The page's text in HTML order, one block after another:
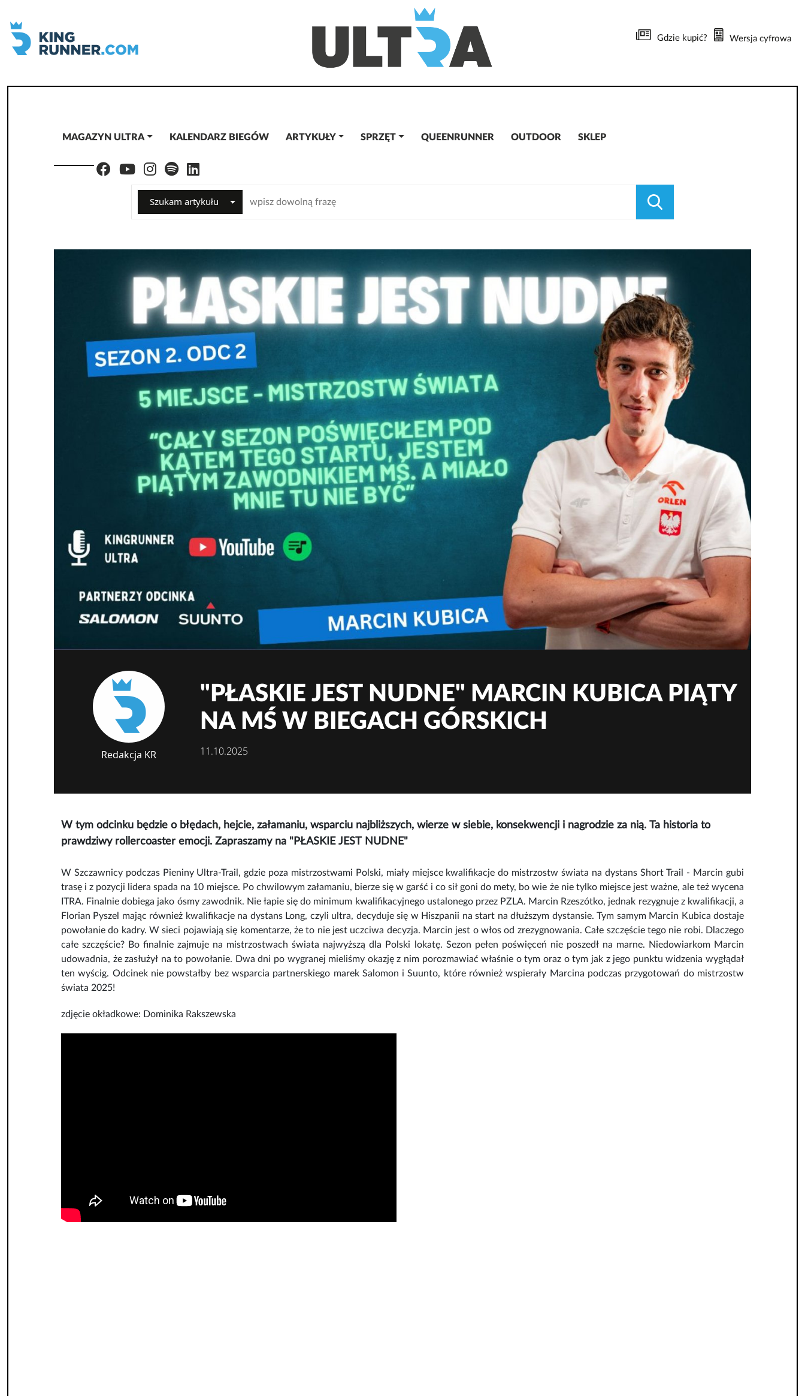
Gdzie kupić? Wersja cyfrowa
MAGAZYN ULTRA KALENDARZ BIEGÓW ARTYKUŁY SPRZĘT QUEENRUNNER OUTDOOR SKLEP
Szukam artykułu
Redakcja KR
"PŁASKIE JEST NUDNE" MARCIN KUBICA PIĄTY
NA MŚ W BIEGACH GÓRSKICH
11.10.2025
W tym odcinku będzie o błędach, hejcie, załamaniu, wsparciu najbliższych, wierze w siebie, konsekwencji i nagrodzie za nią. Ta historia to
prawdziwy rollercoaster emocji. Zapraszamy na "PŁASKIE JEST NUDNE"
W Szczawnicy podczas Pieniny Ultra-Trail, gdzie poza mistrzostwami Polski, miały miejsce kwalifikacje do mistrzostw świata na dystans Short Trail - Marcin gubi
trasę i z pozycji lidera spada na 10 miejsce. Po chwilowym załamaniu, bierze się w garść i co sił goni do mety, bo wie że nie tylko miejsce jest ważne, ale też wycena
ITRA. Finalnie dobiega jako ósmy zawodnik. Nie łapie się do minimum kwalifikacyjnego ustalonego przez PZLA. Marcin Rzeszótko, jednak rezygnuje z kwalifikacji, a
Florian Pyszel mając również kwalifikacje na dystans Long, czyli ultra, decyduje się w Hiszpanii na start na dłuższym dystansie. Tym samym Marcin Kubica dostaje
powołanie do kadry. W sieci pojawiają się komentarze, że to nie jest uczciwa decyzja. Marcin jest o włos od zrezygnowania. Całe szczęście tego nie robi. Dlaczego
całe szczęście? Bo finalnie zajmuje na mistrzostwach świata najwyższą dla Polski lokatę. Sezon pełen poświęceń nie poszedł na marne. Niedowiarkom Marcin
udowadnia, że zasłużył na to powołanie. Dwa dni po wygranej mieliśmy okazję z nim porozmawiać właśnie o tym oraz o tym jak z jego punktu widzenia wygłądał
ten wyścig. Odcinek nie powstałby bez wsparcia partnerskiego marek Salomon i Suunto, które również wspierały Marcina podczas przygotowań do mistrzostw
świata 2025!
zdjęcie okładkowe: Dominika Rakszewska